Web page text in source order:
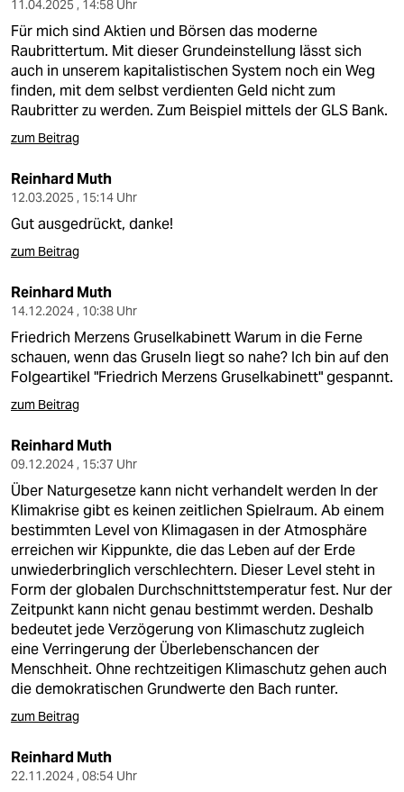
11.04.2025 , 14:58 Uhr
Für mich sind Aktien und Börsen das moderne
Raubrittertum. Mit dieser Grundeinstellung lässt sich
auch in unserem kapitalistischen System noch ein Weg
finden, mit dem selbst verdienten Geld nicht zum
Raubritter zu werden. Zum Beispiel mittels der GLS Bank.
zum Beitrag
Reinhard Muth
12.03.2025 , 15:14 Uhr
Gut ausgedrückt, danke!
zum Beitrag
Reinhard Muth
14.12.2024 , 10:38 Uhr
Friedrich Merzens Gruselkabinett Warum in die Ferne
schauen, wenn das Gruseln liegt so nahe? Ich bin auf den
Folgeartikel "Friedrich Merzens Gruselkabinett" gespannt.
zum Beitrag
Reinhard Muth
09.12.2024 , 15:37 Uhr
Über Naturgesetze kann nicht verhandelt werden In der
Klimakrise gibt es keinen zeitlichen Spielraum. Ab einem
bestimmten Level von Klimagasen in der Atmosphäre
erreichen wir Kippunkte, die das Leben auf der Erde
unwiederbringlich verschlechtern. Dieser Level steht in
Form der globalen Durchschnittstemperatur fest. Nur der
Zeitpunkt kann nicht genau bestimmt werden. Deshalb
bedeutet jede Verzögerung von Klimaschutz zugleich
eine Verringerung der Überlebenschancen der
Menschheit. Ohne rechtzeitigen Klimaschutz gehen auch
die demokratischen Grundwerte den Bach runter.
zum Beitrag
Reinhard Muth
22.11.2024 , 08:54 Uhr